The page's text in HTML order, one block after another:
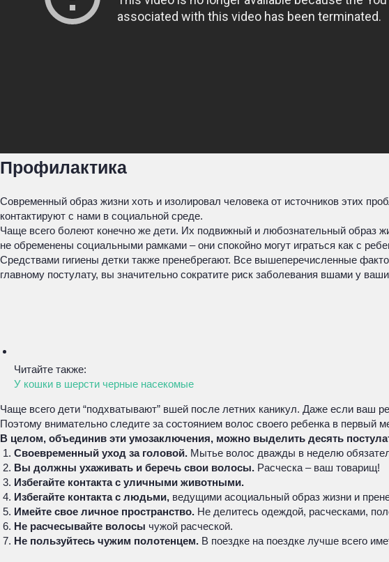
Профилактика
Современный образ жизни хоть и изолировал человека от источников этих
контактируют с нами в социальной среде.
Чаще всего болеют конечно же дети. Их подвижный и любознательный образ
не обременены социальными рамками – они спокойно могут играться как с
Средствами гигиены детки также пренебрегают. Все вышеперечисленные
главному постулату, вы значительно сократите риск заболевания вшами у
Читайте также:
У кошки в шерсти черные насекомые
Чаще всего дети “подхватывают” вшей после летних каникул. Даже если ваш
Поэтому внимательно следите за состоянием волос своего ребенка в первый
В целом, объединив эти умозаключения, можно выделить десять
Своевременный уход за головой. Мытье волос дважды в неделю
Вы должны ухаживать и беречь свои волосы. Расческа – ваш товарищ!
Избегайте контакта с уличными животными.
Избегайте контакта с людьми, ведущими асоциальный образ жизни и
Имейте свое личное пространство. Не делитесь одеждой, расческами,
Не расчесывайте волосы чужой расческой.
Не пользуйтесь чужим полотенцем. В поездке на поездке лучше всего